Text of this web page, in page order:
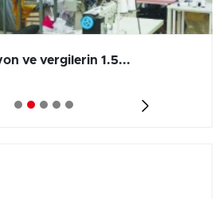
ve vergilerin 1.5...